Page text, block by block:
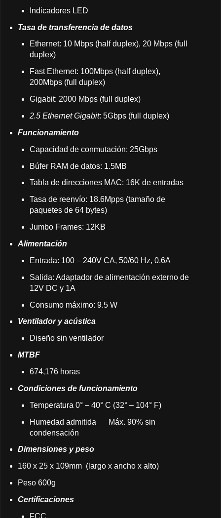
Indicadores LED
Tasa de transferencia de datos
Ethernet: 10 Mbps (half duplex), 20 Mbps (full
duplex)
Fast Ethernet: 100Mbps (half duplex),
200Mbps (full duplex)
Gigabit: 2000 Mbps (full duplex)
2.5 Ethernet Gigabit: 5Gbps (full duplex)
Funcionamiento
Capacidad de conmutación: 25Gbps
Búfer RAM de datos: 1.5MB
Tabla de direcciones MAC: 16K de entradas
Tasa de reenvío: 18.6Mpps (tamaño de
paquetes de 64 bytes)
Jumbo Frames: 12KB
Alimentación
Entrada: 100 – 240V CA, 50/60 Hz, 0.6A
Salida: Adaptador de alimentación externo de
12V DC y 1A
Consumo máximo: 9.5 W
Ventilador y acústica
Diseño sin ventilador
MTBF
674,176 horas
Condiciones de funcionamiento
Temperatura 0° – 40° C (32° – 104° F)
Humedad admitida
Máx. 90% sin
condensación
Dimensiones y peso
160 x 25 x 109mm (largo x ancho x alto)
Peso 600g
Certificaciones
FCC